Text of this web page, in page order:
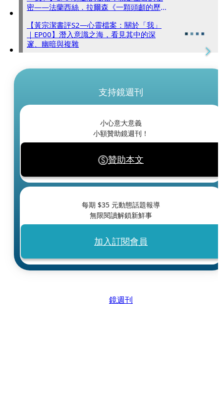
密——法蘭西絲．拉爾森《一顆頭顱的歷
【黃宗潔書評S2—心靈檔案：關於「我」
｜EP00】潛入意識之海，看見其中的深
邃、幽暗與複雜
支持鏡週刊
小心意大意義
小額贊助鏡週刊！
贊助本文
每期 $35 元動態話題報導
無限閱讀解鎖新鮮事
加入訂閱會員
鏡週刊